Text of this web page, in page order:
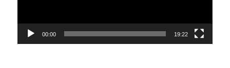
00:00 19:22